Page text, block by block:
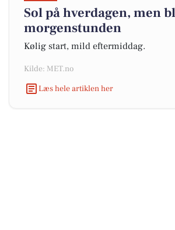
Sol på hverdagen, men
morgenstunden
Kølig start, mild eftermiddag.
Kilde: MET.no
Læs hele artiklen her